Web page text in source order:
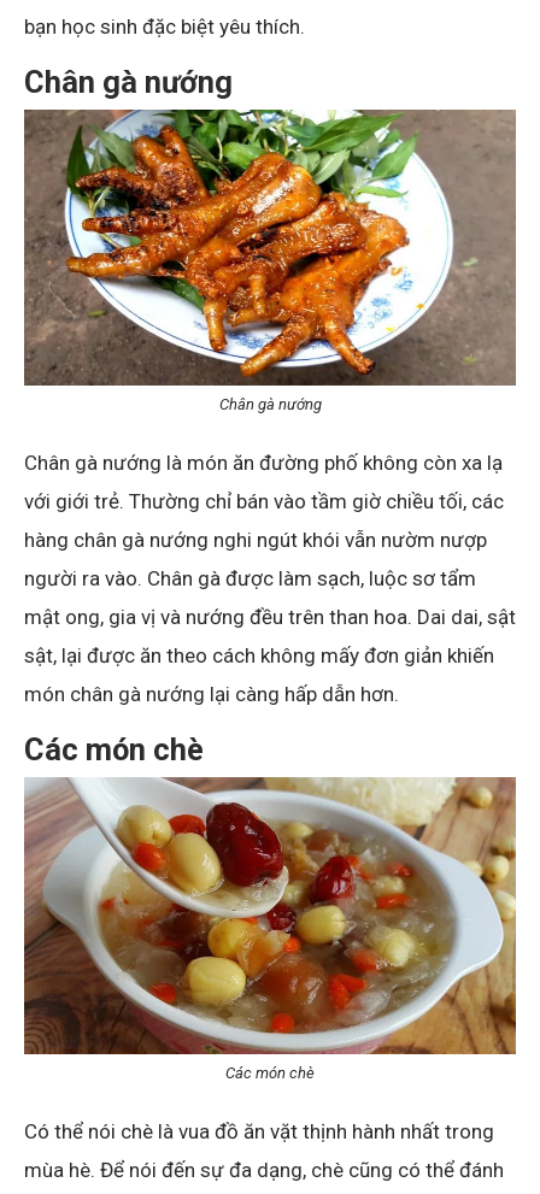
bạn học sinh đặc biệt yêu thích.
Chân gà nướng
Chân gà nướng
Chân gà nướng là món ăn đường phố không còn xa lạ
với giới trẻ. Thường chỉ bán vào tầm giờ chiều tối, các
hàng chân gà nướng nghi ngút khói vẫn nườm nượp
người ra vào. Chân gà được làm sạch, luộc sơ tẩm
mật ong, gia vị và nướng đều trên than hoa. Dai dai, sật
sật, lại được ăn theo cách không mấy đơn giản khiến
món chân gà nướng lại càng hấp dẫn hơn.
Các món chè
Các món chè
Có thể nói chè là vua đồ ăn vặt thịnh hành nhất trong
mùa hè. Để nói đến sự đa dạng, chè cũng có thể đánh